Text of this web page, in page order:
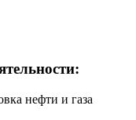
нефти и газа